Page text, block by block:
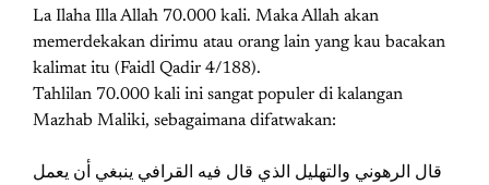
La Ilaha Illa Allah 70.000 kali. Maka Allah akan
memerdekakan dirimu atau orang lain yang kau bacakan
kalimat itu (Faidl Qadir 4/188).
Tahlilan 70.000 kali ini sangat populer di kalangan
Mazhab Maliki, sebagaimana difatwakan:
ﻗﺎﻝ اﻟﺮﻫﻮﻧﻲ ﻭاﻟﺘﻬﻠﻴﻞ اﻟﺬﻱ ﻗﺎﻝ ﻓﻴﻪ اﻟﻘﺮاﻓﻲ ﻳﻨﺒﻐﻲ ﺃﻥ ﻳﻌﻤﻞ